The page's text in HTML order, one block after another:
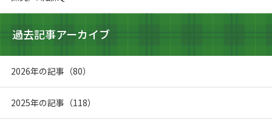
過去記事アーカイブ
2026年の記事（80）
2025年の記事（118）